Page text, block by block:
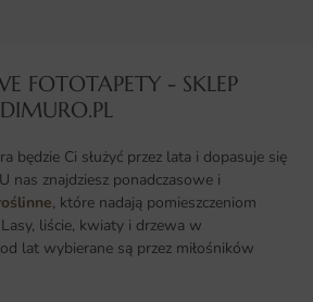
FOTOTAPETY - SKLEP
będzie Ci służyć przez lata i dopasuje się
nas znajdziesz ponadczasowe i
, które nadają pomieszczeniom
liście, kwiaty i drzewa w
lat wybierane są przez miłośników